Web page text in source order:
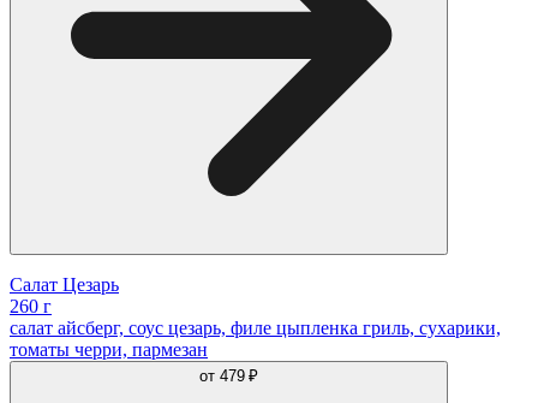
Салат Цезарь
260 г
салат айсберг, соус цезарь, филе цыпленка гриль, сухарики,
томаты черри, пармезан
от 479 ₽